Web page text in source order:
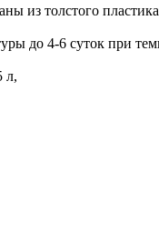
из толстого
до 4-6 суток при
л,